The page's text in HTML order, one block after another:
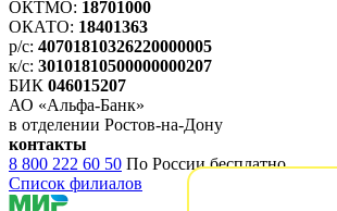
ОКТМО: 18701000
ОКАТО: 18401363
р/с: 40701810326220000005
к/с: 30101810500000000207
БИК 046015207
АО «Альфа-Банк»
в отделении Ростов-на-Дону
контакты
8 800 222 60 50 По России бесплатно
Список филиалов